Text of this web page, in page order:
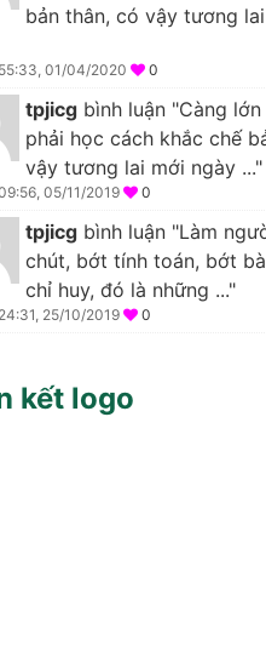
bản thân, có vậy tương
01/04/2020 0
tpjicg bình luận "Càng
phải học cách khắc chế
vậy tương lai mới ngày ..."
05/11/2019 0
tpjicg bình luận "Làm
chút, bớt tính toán, bớt
chỉ huy, đó là những ..."
25/10/2019 0
kết logo